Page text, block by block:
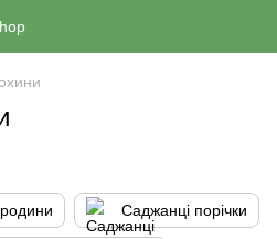
Саджанці порічки